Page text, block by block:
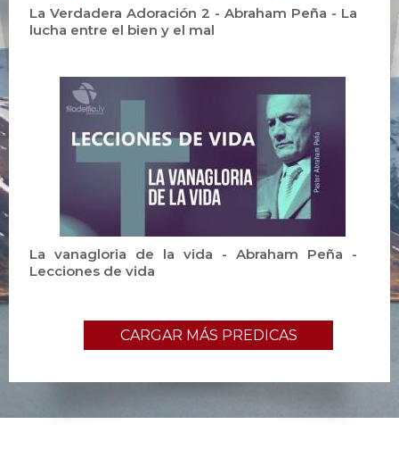
La Verdadera Adoración 2 - Abraham Peña - La
lucha entre el bien y el mal
La vanagloria de la vida - Abraham Peña -
Lecciones de vida
CARGAR MÁS PREDICAS